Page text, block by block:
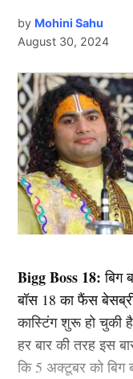
by Mohini Sahu
August 30, 2024
Bigg Boss 18: बिग
बॉस 18 का फैंस
कास्टिंग शुरू हो
हर बार की तरह इस
कि 5 अक्टूबर को बिग